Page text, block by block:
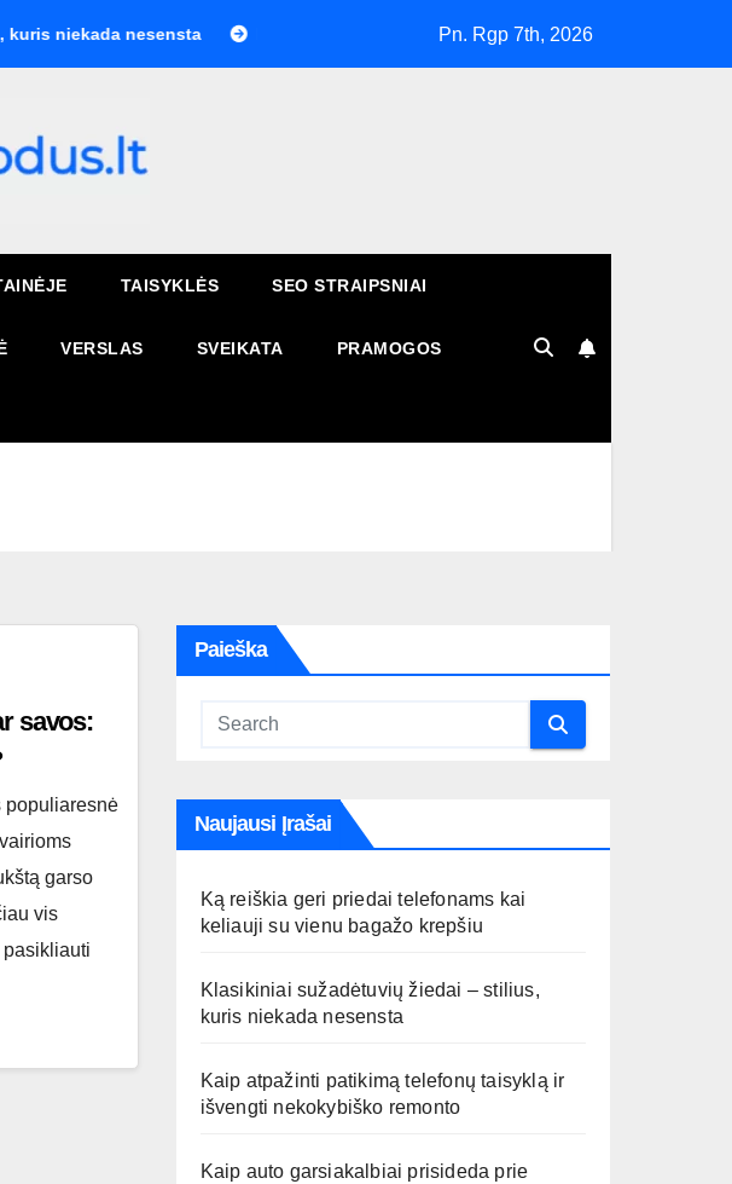
nesensta Kaip atpažinti patikimą telefonų taisyklą ir išvengti nekokybiško
Pn. Rgp 7th, 2026
TAISYKLĖS SEO STRAIPSNIAI
VERSLAS SVEIKATA PRAMOGOS
savos:
populiaresnė
garso
vis
Paieška
Naujausi Įrašai
Ką reiškia geri priedai telefonams kai
keliauji su vienu bagažo krepšiu
Klasikiniai sužadėtuvių žiedai – stilius,
kuris niekada nesensta
Kaip atpažinti patikimą telefonų taisyklą ir
išvengti nekokybiško remonto
Kaip auto garsiakalbiai prisideda prie